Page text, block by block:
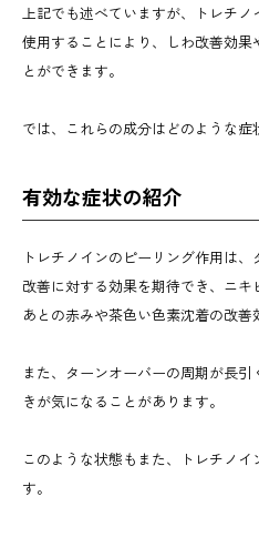
上記でも述べていますが、トレチ
使用することにより、しわ改善効
とができます。
では、これらの成分はどのような
有効な症状の紹介
トレチノインのピーリング作用は
改善に対する効果を期待でき、ニ
あとの赤みや茶色い色素沈着の改善
また、ターンオーバーの周期が長
きが気になることがあります。
このような状態もまた、トレチノ
す。